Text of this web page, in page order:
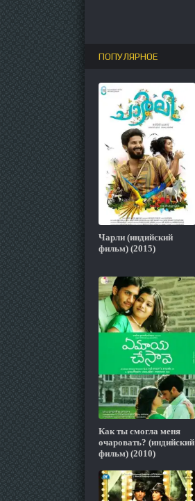
ПОПУЛЯРНОЕ
Чарли (индийский
фильм) (2015)
Как ты смогла меня
очаровать? (индийский
фильм) (2010)